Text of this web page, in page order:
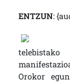
ENTZUN:
Orokor